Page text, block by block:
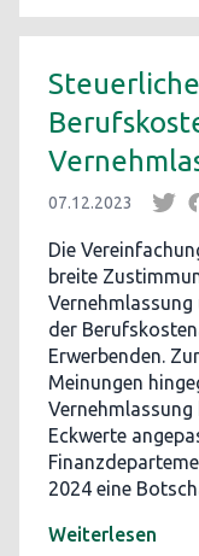
07.12.2023
Die
breite
der
Erwerbenden.
Meinungen
Eckwerte
2024 eine
Weiterlesen